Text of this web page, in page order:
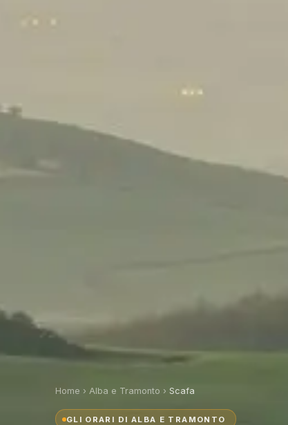
Home › Alba e Tramonto › Scafa
GLI ORARI DI ALBA E TRAMONTO